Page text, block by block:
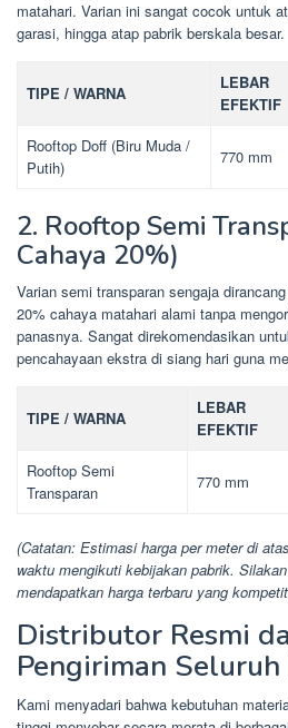
matahari. Varian ini sangat cocok untuk
garasi, hingga atap pabrik berskala besar.
TIPE / WARNA
LEBAR
EFEKTIF
Rooftop Doff (Biru Muda /
Putih)
770 mm
2. Rooftop Semi
Cahaya 20%)
Varian semi transparan sengaja
20% cahaya matahari alami tanpa
panasnya. Sangat direkomendasikan
pencahayaan ekstra di siang hari guna
TIPE / WARNA
LEBAR
EFEKTIF
Rooftop Semi
Transparan
770 mm
(Catatan: Estimasi harga per meter di
waktu mengikuti kebijakan pabrik.
mendapatkan harga terbaru yang
Distributor Resmi
Pengiriman Seluruh
Kami menyadari bahwa kebutuhan